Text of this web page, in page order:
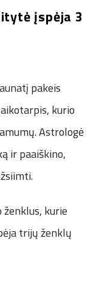
įspėja 3
pakeis
kurio
Astrologė
ir paaiškino,
kurie
trijų ženklų